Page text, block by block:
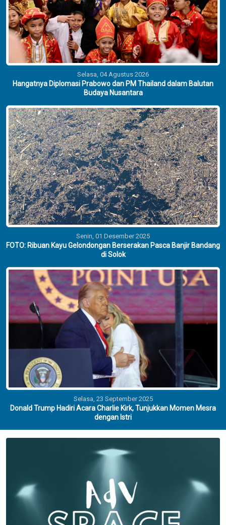
Selasa, 04 Agustus 2026
Hangatnya Diplomasi Prabowo dan PM Thailand dalam Balutan
Budaya Nusantara
Senin, 01 Desember 2025
FOTO: Ribuan Kayu Gelondongan Berserakan Pasca Banjir Bandang
di Solok
Selasa, 23 September 2025
Donald Trump Hadiri Acara Charlie Kirk, Tunjukkan Momen Mesra
dengan Istri